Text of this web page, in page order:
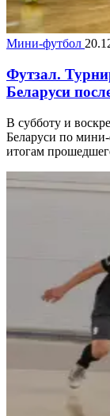
Мини-футбол
Футзал.
Беларуси
В субботу и
Беларуси по
итогам